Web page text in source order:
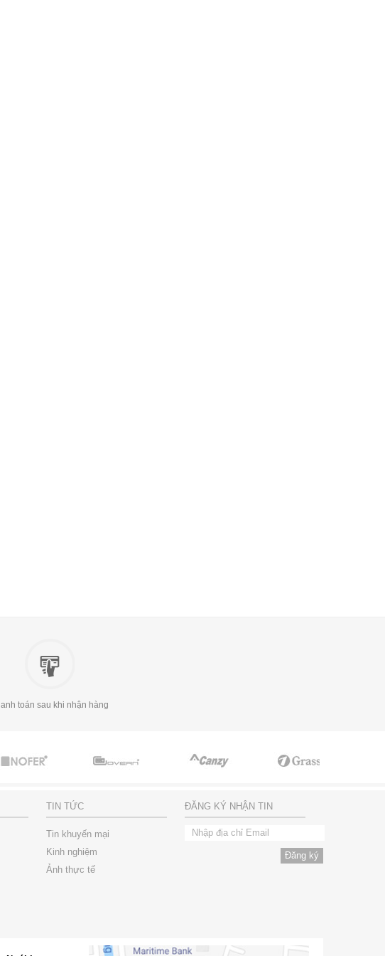
toán sau khi nhận hàng
TIN TỨC
Tin khuyến mại
Kinh nghiệm
Ảnh thực tế
ĐĂNG KÝ NHẬN TIN